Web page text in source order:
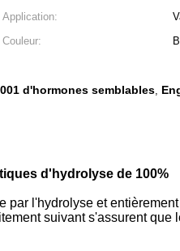
Application:
Couleur:
d'hormones semblables,
d'hydrolyse de 100%
l'hydrolyse et
suivant s'assurent